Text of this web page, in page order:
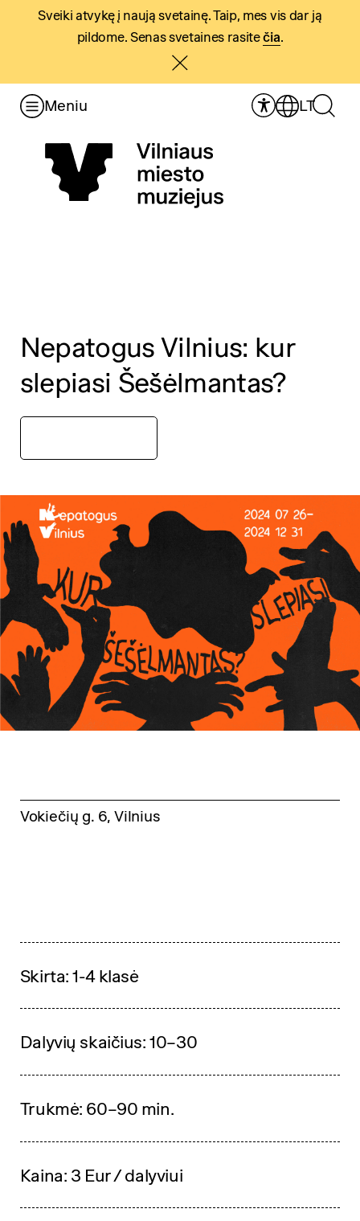
Sveiki atvykę į naują svetainę. Taip, mes vis dar ją
pildome. Senas svetaines rasitečia.
Meniu LT
Nepatogus Vilnius: kur
slepiasi Šešėlmantas?
Vokiečių g. 6, Vilnius
Skirta: 1-4 klasė
Dalyvių skaičius: 10–30
Trukmė: 60–90 min.
Kaina: 3 Eur / dalyviui